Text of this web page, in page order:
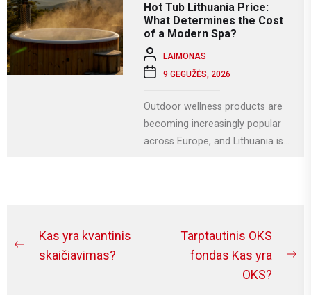
Hot Tub Lithuania Price:
What Determines the Cost
of a Modern Spa?
LAIMONAS
9 GEGUŽĖS, 2026
Outdoor wellness products are
becoming increasingly popular
across Europe, and Lithuania is
Navigacija
tarp
Previous
Kas yra kvantinis
skaičiavimas?
Tarptautinis OKS
fondas Kas yra
OKS?